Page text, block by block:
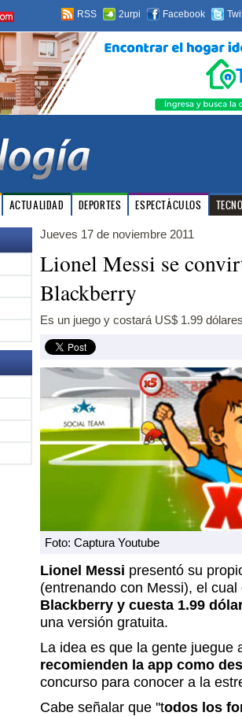
RSS 2urpi Facebook
ACTUALIDAD DEPORTES ESPECTÁCULOS
Jueves 17 de noviembre 2011
Lionel Messi se
Blackberry
Es un juego y costará US$ 1.99
Foto: Captura Youtube
Lionel Messi presentó su
(entrenando con Messi), el cual
Blackberry y cuesta 1.99
una versión gratuita.
La idea es que la gente juegue
recomienden la app como
concurso para conocer a la
Cabe señalar que ''todos los